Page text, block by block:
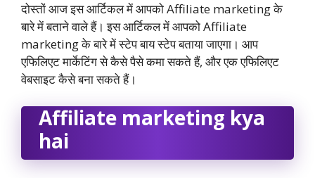
दोस्तों आज इस आर्टिकल में आपको Affiliate marketing के
बारे में बताने वाले हैं। इस आर्टिकल में आपको Affiliate
marketing के बारे में स्टेप बाय स्टेप बताया जाएगा। आप
एफिलिएट मार्केटिंग से कैसे पैसे कमा सकते हैं, और एक एफिलिएट
वेबसाइट कैसे बना सकते हैं।
Affiliate marketing kya
hai